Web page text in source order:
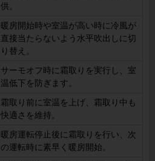
供。
暖房開始時や室温が高い時に冷風が
直接当たらないよう水平吹出しに切
り替え。
サーモオフ時に霜取りを実行し、室
温低下を防ぎます。
霜取り前に室温を上げ、霜取り中も
快適さを維持。
暖房運転停止後に霜取りを行い、次
の運転時に素早く暖房開始。